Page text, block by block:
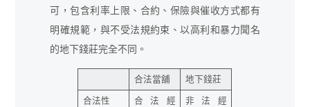
可，包含利率上限、合約、保險與催收方式都有
明確規範，與不受法規約束、以高利和暴力聞名
的地下錢莊完全不同。
合法當舖 地下錢莊
合法性
合法經
非法經